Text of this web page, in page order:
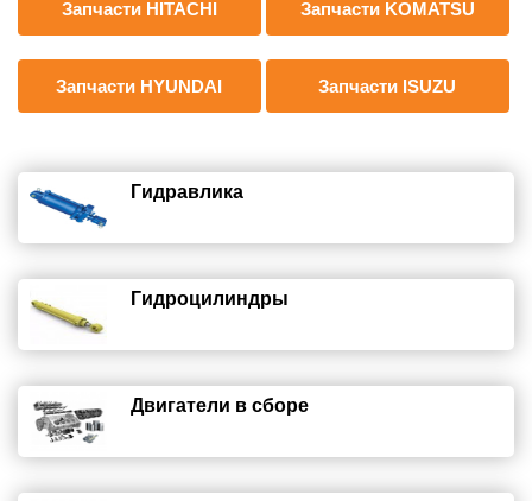
Запчасти HITACHI Запчасти KOMATSU
Запчасти HYUNDAI Запчасти ISUZU
Гидравлика
Гидроцилиндры
Двигатели в сборе